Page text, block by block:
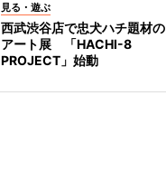
見る・遊ぶ
西武渋谷店で忠犬ハチ題材の
アート展 「HACHI-8
PROJECT」始動